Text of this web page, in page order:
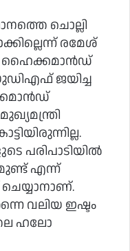
ചൊല്ലി
രമേശ്
ഹൈക്കമാൻഡ്
ജയിച്ച
പരിപാടിയിൽ
എന്ന്
വലിയ ഇഷ്ടം
ഹലോ